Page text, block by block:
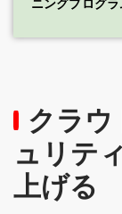
ニングプログ
クラウ
ュリテ
上げる